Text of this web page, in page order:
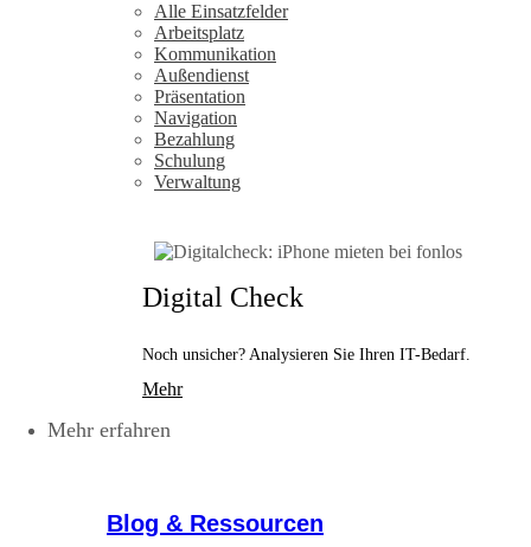
Alle Einsatzfelder
Arbeitsplatz
Kommunikation
Außendienst
Präsentation
Navigation
Bezahlung
Schulung
Verwaltung
Digital Check
Noch unsicher? Analysieren Sie Ihren IT-Bedarf.
Mehr
Mehr erfahren
Blog & Ressourcen